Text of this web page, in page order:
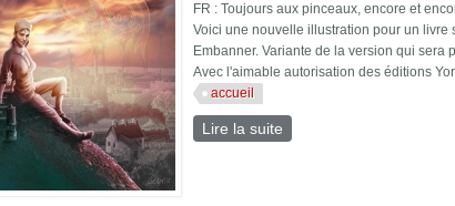
FR : Toujours aux pinceaux, encore et
Voici une nouvelle illustration pour un
Embanner. Variante de la version qui sera
Avec l'aimable autorisation des éditions
accueil
Lire la suite